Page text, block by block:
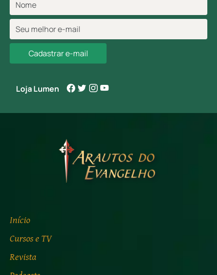
Cadastrar e-mail
Loja Lumen
Início
Cursos e TV
Revista